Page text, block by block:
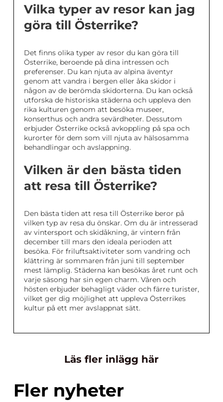
Vilka typer av resor kan jag
göra till Österrike?
Det finns olika typer av resor du kan göra till
Österrike, beroende på dina intressen och
preferenser. Du kan njuta av alpina äventyr
genom att vandra i bergen eller åka skidor i
någon av de berömda skidorterna. Du kan också
utforska de historiska städerna och uppleva den
rika kulturen genom att besöka museer,
konserthus och andra sevärdheter. Dessutom
erbjuder Österrike också avkoppling på spa och
kurorter för dem som vill njuta av hälsosamma
behandlingar och avslappning.
Vilken är den bästa tiden
att resa till Österrike?
Den bästa tiden att resa till Österrike beror på
vilken typ av resa du önskar. Om du är intresserad
av vintersport och skidåkning, är vintern från
december till mars den ideala perioden att
besöka. För friluftsaktiviteter som vandring och
klättring är sommaren från juni till september
mest lämplig. Städerna kan besökas året runt och
varje säsong har sin egen charm. Våren och
hösten erbjuder behagligt väder och färre turister,
vilket ger dig möjlighet att uppleva Österrikes
kultur på ett mer avslappnat sätt.
Läs fler inlägg här
Fler nyheter